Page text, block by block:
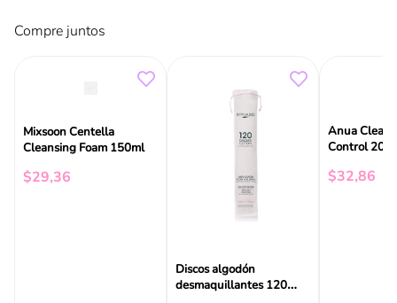
Compre juntos
Mixsoon Centella
Cleansing Foam 150ml
$29,36
Discos algodón
desmaquillantes 120
Anua
Control
$32,86